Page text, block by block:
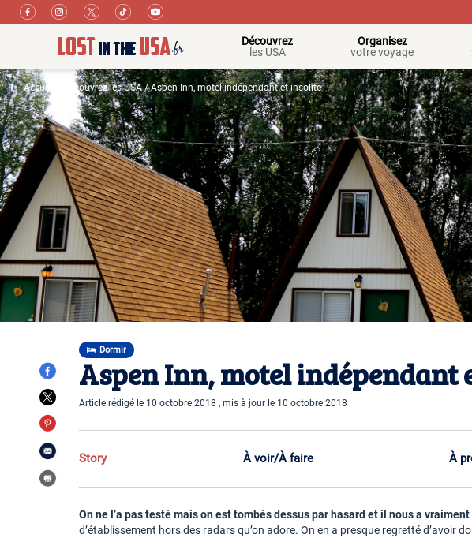
Découvrez
les USA
Organisez
votre voyage
Accueil Découvrez les USA/ Aspen Inn, motel indépendant et insolite
Dormir
Aspen Inn, motel indépendant
Article rédigé le 10 octobre 2018 , mis à jour le 10 octobre 2018
Story À voir/À faire À
On ne l’a pas testé mais on est tombés dessus par hasard et il nous a vraiment
d’établissement hors des radars qu’on adore. On en a presque regretté d’avoir